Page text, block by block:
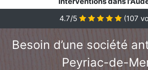
4.7/5
(107
Besoin d’une société
Peyriac-de-